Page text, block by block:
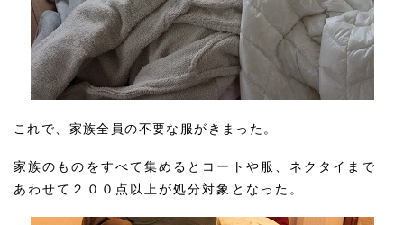
これで、家族全員の不要な服がきまった。
家族のものをすべて集めるとコートや服、ネクタイまで
あわせて２００点以上が処分対象となった。